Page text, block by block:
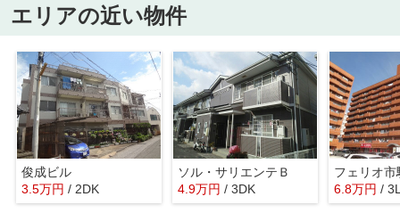
エリアの近い物件
俊成ビル
3.5万円 / 2DK
ソル・サリエンテＢ
4.9万円 / 3DK
フェリオ
6.8万円 /